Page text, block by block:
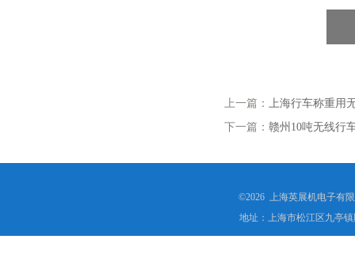
上一篇： 上海行车称重用
下一篇： 赣州10吨无线行
©2026 上海英展机电子有
地址：上海市松江区九亭镇